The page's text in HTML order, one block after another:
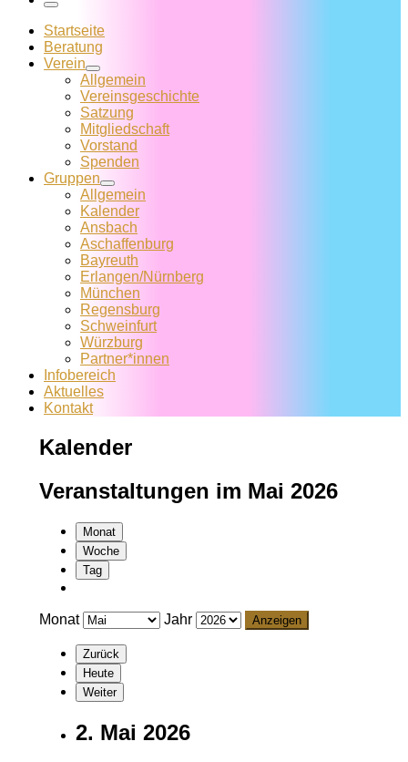
Menü
Startseite
Beratung
Verein
Allgemein
Vereins­geschichte
Satzung
Mitglied­schaft
Vorstand
Spenden
Gruppen
Allgemein
Kalender
Ansbach
Aschaffenburg
Bayreuth
Erlangen/Nürnberg
München
Regensburg
Schweinfurt
Würzburg
Partner*innen
Infobereich
Aktuelles
Kontakt
Kalender
Veranstaltungen im Mai 2026
Monat
Woche
Tag
Monat Jahr
Zurück
Heute
Weiter
2. Mai 2026